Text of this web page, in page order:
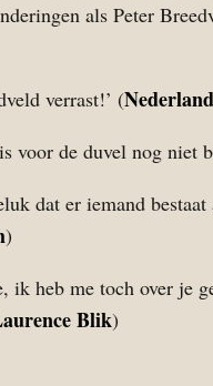
als Peter
verrast!’ (
voor de duvel nog niet
dat er iemand
)
ik heb me toch over je
Blik)